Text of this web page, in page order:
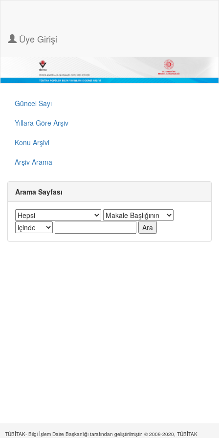
Üye Girişi
Güncel Sayı
Yıllara Göre Arşiv
Konu Arşivi
Arşiv Arama
Arama Sayfası
TÜBİTAK- Bilgi İşlem Daire Başkanlığı tarafından geliştirilmiştir. © 2009-2020, TÜBİTAK